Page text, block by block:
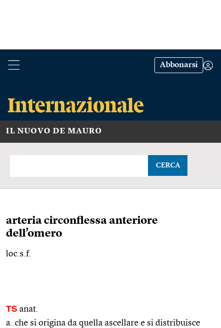
Abbonarsi
IL NUOVO DE MAURO
CERCA
arteria circonflessa anteriore
dell’omero
loc.s.f.
TS anat.
a. che si origina da quella ascellare e si distribuisce